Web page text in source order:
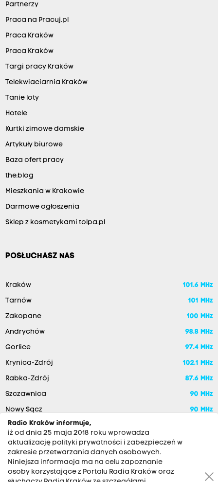
Partnerzy
Praca na Pracuj.pl
Praca Kraków
Praca Kraków
Targi pracy Kraków
Telekwiaciarnia Kraków
Tanie loty
Hotele
Kurtki zimowe damskie
Artykuły biurowe
Baza ofert pracy
the:blog
Mieszkania w Krakowie
Darmowe ogłoszenia
Sklep z kosmetykami tolpa.pl
POSŁUCHASZ NAS
Kraków 101.6 MHz
Tarnów 101 MHz
Zakopane 100 MHz
Andrychów 98.8 MHz
Gorlice 97.4 MHz
Krynica-Zdrój 102.1 MHz
Rabka-Zdrój 87.6 MHz
Szczawnica 90 MHz
Nowy Sącz
90 MHz
Radio Kraków informuje,
iż od dnia 25 maja 2018 roku wprowadza
aktualizację polityki prywatności i zabezpieczeń w
zakresie przetwarzania danych osobowych.
Niniejsza informacja ma na celu zapoznanie
osoby korzystające z Portalu Radia Kraków oraz